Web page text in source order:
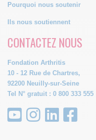
Pourquoi nous soutenir
Ils nous soutiennent
CONTACTEZ NOUS
Fondation Arthritis
10 - 12 Rue de Chartres,
92200 Neuilly-sur-Seine
Tel N° gratuit : 0 800 333 555